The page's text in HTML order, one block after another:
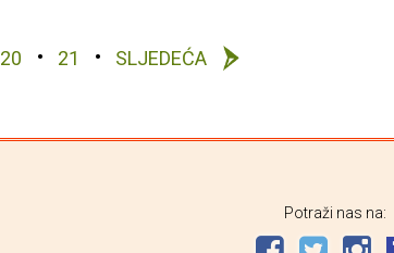
20 21 SLJEDEĆA
Potraži nas na: